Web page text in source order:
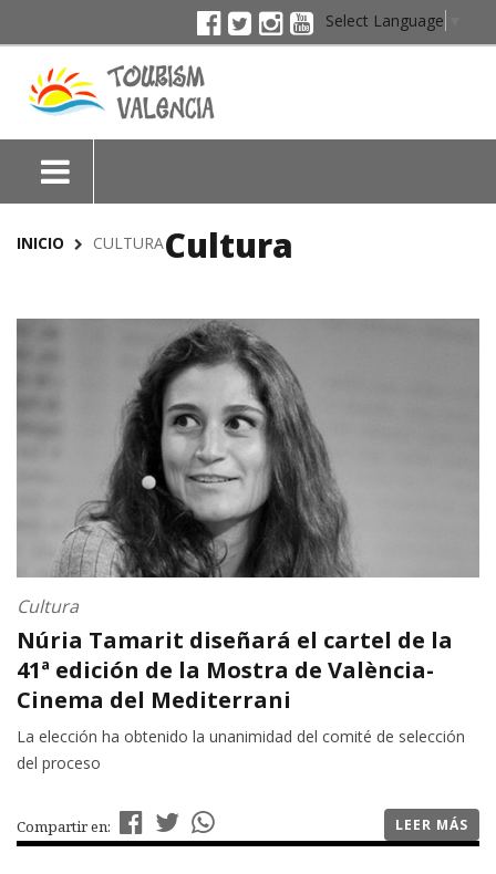
Select Language
Cultura
INICIO CULTURA
Cultura
Núria Tamarit diseñará el cartel de la
41ª edición de la Mostra de València-
Cinema del Mediterrani
La elección ha obtenido la unanimidad del comité de selección
del proceso
Compartir en: LEER MÁS